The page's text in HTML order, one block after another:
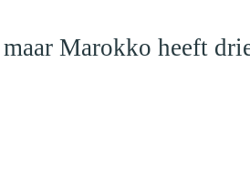
Marokko heeft